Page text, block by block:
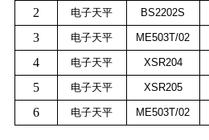
2 电子天平 BS2202S
3 电子天平 ME503T/02
4 电子天平 XSR204
5 电子天平 XSR205
6 电子天平 ME503T/02